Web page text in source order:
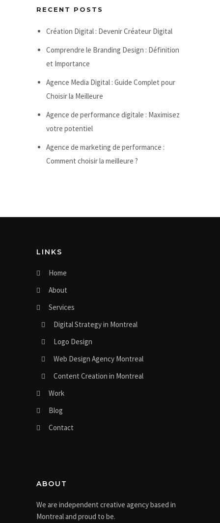
RECENT POSTS
Création Digital : Devenir Créateur Digital
Comprendre le Branding Design : Définition
et Importance
Agence Media Digital : Guide Complet pour
Choisir la Meilleure
Agence de performance digitale : Maximisez
votre potentiel
Agence de marketing de performance :
Comment choisir la meilleure ?
LINKS
Home
About
Services
Digital Strategy in Montreal
Logo Design
Web Design Agency Montreal
Content Creation in Montreal
Work
Blog
Contact
ABOUT
We are independent creative agency based in
Montreal and proud to be.